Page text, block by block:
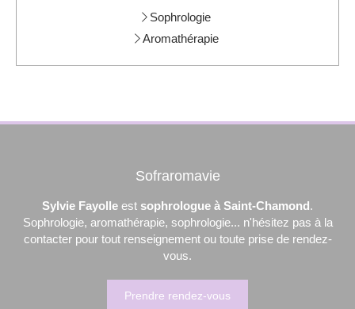
Sophrologie
Aromathérapie
Sofraromavie
Sylvie Fayolle est sophrologue à Saint-Chamond.
Sophrologie, aromathérapie, sophrologie... n'hésitez pas à la
contacter pour tout renseignement ou toute prise de rendez-
vous.
Prendre rendez-vous